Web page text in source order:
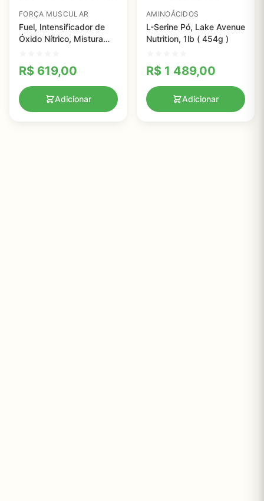
FORÇA MUSCULAR
Fuel, Intensificador de
Óxido Nítrico, Mistura
Combustível, Toniiq,
3.000mg, 240 cápsulas
R$ 619,00
Adicionar
AMINOÁCIDOS
L-Serine Pó, Lake Avenue
Nutrition, 1lb ( 454g )
R$ 1 489,00
Adicionar